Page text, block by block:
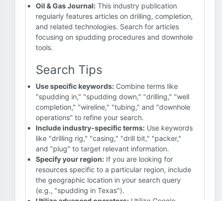
Oil & Gas Journal: This industry publication
regularly features articles on drilling, completion,
and related technologies. Search for articles
focusing on spudding procedures and downhole
tools.
Search Tips
Use specific keywords: Combine terms like
"spudding in," "spudding down," "drilling," "well
completion," "wireline," "tubing," and "downhole
operations" to refine your search.
Include industry-specific terms: Use keywords
like "drilling rig," "casing," "drill bit," "packer,"
and "plug" to target relevant information.
Specify your region: If you are looking for
resources specific to a particular region, include
the geographic location in your search query
(e.g., "spudding in Texas").